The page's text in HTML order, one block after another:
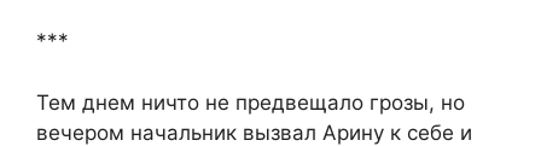
***
Тем днем ничто не предвещало грозы, но
вечером начальник вызвал Арину к себе и